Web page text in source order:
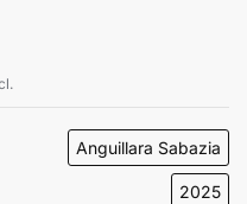
Anguillara Sabazia
2025